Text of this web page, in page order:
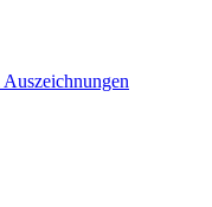
Auszeichnungen